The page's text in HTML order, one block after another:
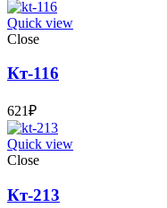
Quick view
Close
Кт-116
621₽
Quick view
Close
Кт-213